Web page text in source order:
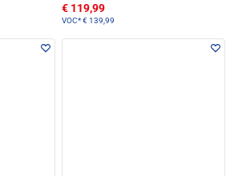
€ 119,99
VOC*€ 139,99